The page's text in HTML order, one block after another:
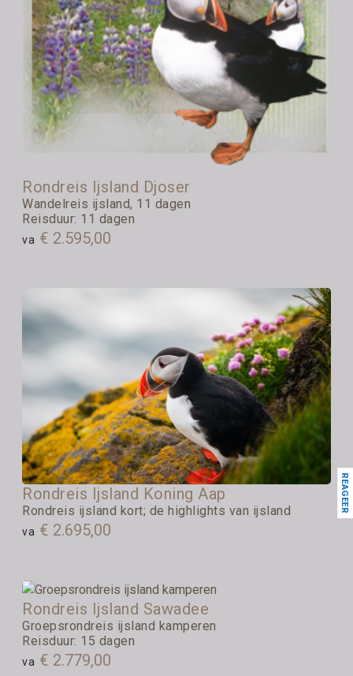
Rondreis Ijsland Djoser
Wandelreis ijsland, 11 dagen
Reisduur: 11 dagen
va € 2.595,00
Rondreis Ijsland Koning Aap
Rondreis ijsland kort; de highlights van ijsland
va € 2.695,00
Rondreis Ijsland Sawadee
Groepsrondreis ijsland kamperen
Reisduur: 15 dagen
va € 2.779,00
REAGEER